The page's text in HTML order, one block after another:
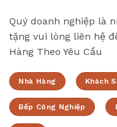
Quý doanh nghiệp là
tặng vui lòng liên hệ
Hàng Theo Yêu Cầu
Nhà Hàng Khách
Bếp Công Nghiệp